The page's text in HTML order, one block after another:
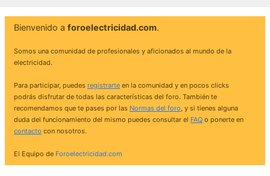
Bienvenido a foroelectricidad.com.
Somos una comunidad de profesionales y aficionados al mundo de la
electricidad.
Para participar, puedes registrarte en la comunidad y en pocos clicks
podrás disfrutar de todas las características del foro. También te
recomendamos que te pases por las Normas del foro, y si tienes alguna
duda del funcionamiento del mismo puedes consultar el FAQ o ponerte en
contacto con nosotros.
El Equipo de Foroelectricidad.com